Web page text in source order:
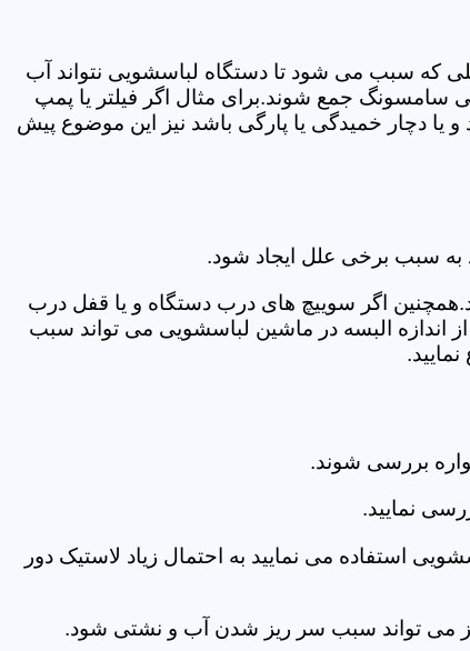
که سبب می شود تا دستگاه لباسشویی نتواند آب
سامسونگ جمع شوند.برای مثال اگر فیلتر یا پمپ
یا دچار خمیدگی یا پارگی باشد نیز این موضوع پیش
به سبب برخی علل ایجاد شود.
اگر سوییچ های درب دستگاه و یا قفل درب
اندازه البسه در ماشین لباسشویی می تواند سبب
بررسی شوند.
نمایید.
استفاده می نمایید به احتمال زیاد لاستیک دور
نیز می تواند سبب سر ریز شدن آب و نشتی شود.